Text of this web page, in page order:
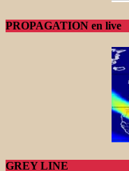
PROPAGATION en live
GREY LINE